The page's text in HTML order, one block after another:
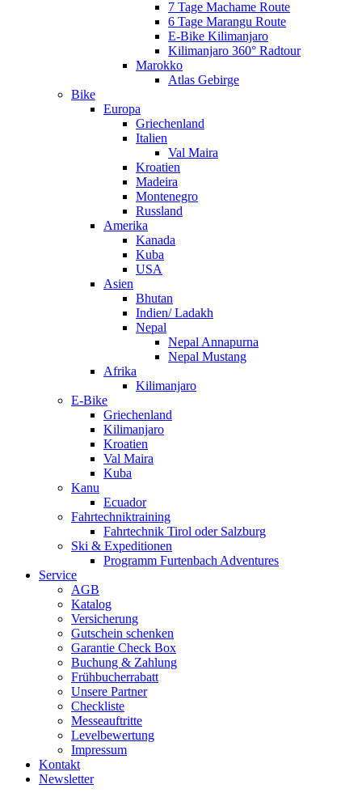
7 Tage Machame Route
6 Tage Marangu Route
E-Bike Kilimanjaro
Kilimanjaro 360° Radtour
Marokko
Atlas Gebirge
Bike
Europa
Griechenland
Italien
Val Maira
Kroatien
Madeira
Montenegro
Russland
Amerika
Kanada
Kuba
USA
Asien
Bhutan
Indien/ Ladakh
Nepal
Nepal Annapurna
Nepal Mustang
Afrika
Kilimanjaro
E-Bike
Griechenland
Kilimanjaro
Kroatien
Val Maira
Kuba
Kanu
Ecuador
Fahrtechniktraining
Fahrtechnik Tirol oder Salzburg
Ski & Expeditionen
Programm Furtenbach Adventures
Service
AGB
Katalog
Versicherung
Gutschein schenken
Garantie Check Box
Buchung & Zahlung
Frühbucherrabatt
Unsere Partner
Checkliste
Messeauftritte
Levelbewertung
Impressum
Kontakt
Newsletter